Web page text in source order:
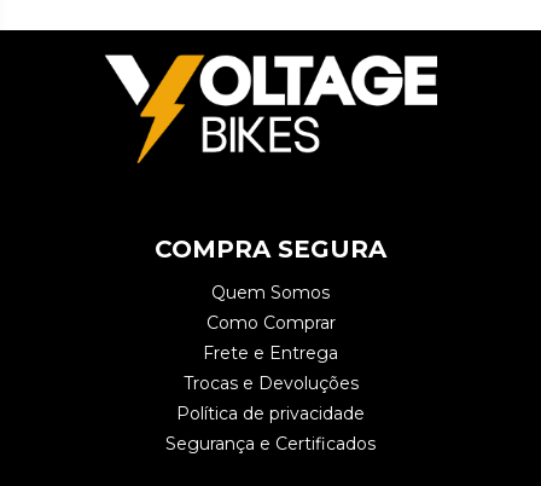
COMPRA SEGURA
Quem Somos
Como Comprar
Frete e Entrega
Trocas e Devoluções
Política de privacidade
Segurança e Certificados